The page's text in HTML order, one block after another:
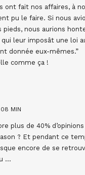
ont fait nos affaires, à
pu le faire. Si nous
nous aurions
leur imposât une loi
donnée eux-mêmes.”
comme ça !
08 MIN
plus de 40%
? Et pendant ce
encore de se
…